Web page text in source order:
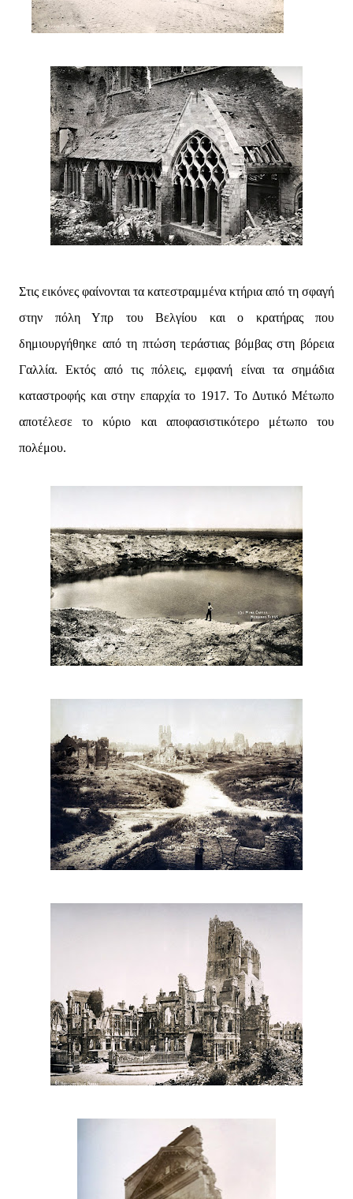
Στις εικόνες φαίνονται τα κατεστραμμένα κτήρια από τη σφαγή
στην πόλη Υπρ του Βελγίου και ο κρατήρας που
δημιουργήθηκε από τη πτώση τεράστιας βόμβας στη βόρεια
Γαλλία. Εκτός από τις πόλεις, εμφανή είναι τα σημάδια
καταστροφής και στην επαρχία το 1917. Το Δυτικό Μέτωπο
αποτέλεσε το κύριο και αποφασιστικότερο μέτωπο του
πολέμου.